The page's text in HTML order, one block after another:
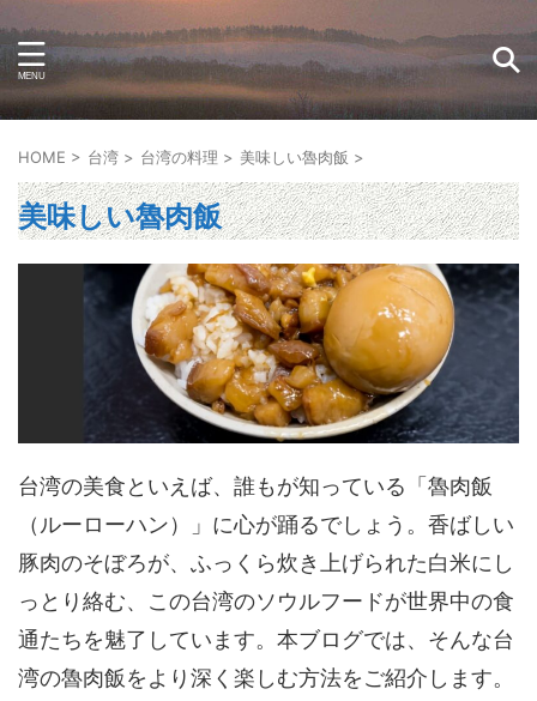
HOME > 台湾 > 台湾の料理 > 美味しい魯肉飯 >
美味しい魯肉飯
台湾の美食といえば、誰もが知っている「魯肉飯
（ルーローハン）」に心が踊るでしょう。香ばしい
豚肉のそぼろが、ふっくら炊き上げられた白米にし
っとり絡む、この台湾のソウルフードが世界中の食
通たちを魅了しています。本ブログでは、そんな台
湾の魯肉飯をより深く楽しむ方法をご紹介します。